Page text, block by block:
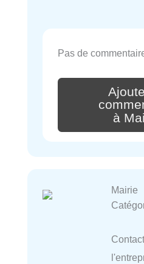
Pas de
à
Mairie